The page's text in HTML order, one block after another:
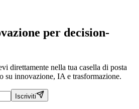
per decision-
direttamente nella tua casella di posta
innovazione, IA e trasformazione.
Iscriviti